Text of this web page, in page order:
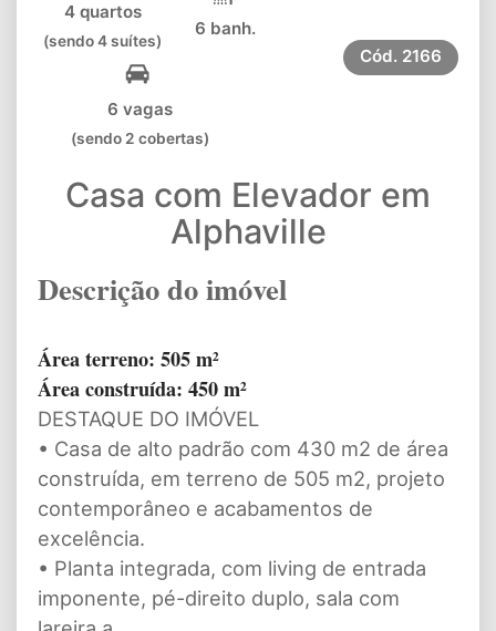
4 quartos
(sendo 4 suítes)
6 banh.
6 vagas
(sendo 2 cobertas)
Cód. 2166
Casa com Elevador em
Alphaville
Descrição do imóvel
Área terreno: 505 m²
Área construída: 450 m²
DESTAQUE DO IMÓVEL
• Casa de alto padrão com 430 m2 de área
construída, em terreno de 505 m2, projeto
contemporâneo e acabamentos de
excelência.
• Planta integrada, com living de entrada
imponente, pé-direito duplo, sala com